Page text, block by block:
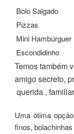
Bolo Salgado
Pizzas
Mini Hambúrguer
Escondidinho
Temos também
amigo secreto,
querida ,
Uma ótima
finos, bolachinhas